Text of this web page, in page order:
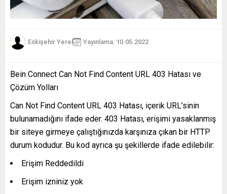
Eskişehir Yerel Yayınlama: 10.05.2022
Bein Connect Can Not Find Content URL 403 Hatası ve
Çözüm Yolları
Can Not Find Content URL 403 Hatası, içerik URL’sinin
bulunamadığını ifade eder. 403 Hatası, erişimi yasaklanmış
bir siteye girmeye çalıştığınızda karşınıza çıkan bir HTTP
durum kodudur. Bu kod ayrıca şu şekillerde ifade edilebilir:
Erişim Reddedildi
Erişim izniniz yok